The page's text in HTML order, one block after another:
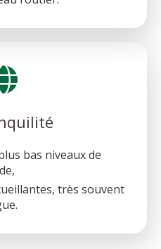
bas niveaux de
très souvent